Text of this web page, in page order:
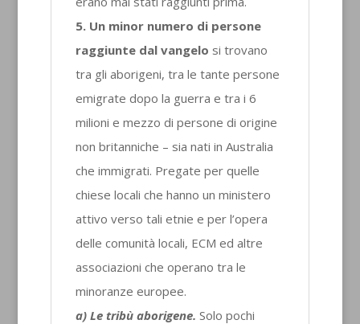
5. Un minor numero di persone
raggiunte dal vangelo si trovano
tra gli aborigeni, tra le tante persone
emigrate dopo la guerra e tra i 6
milioni e mezzo di persone di origine
non britanniche – sia nati in Australia
che immigrati. Pregate per quelle
chiese locali che hanno un ministero
attivo verso tali etnie e per l’opera
delle comunità locali, ECM ed altre
associazioni che operano tra le
minoranze europee.
a) Le tribù aborigene. Solo pochi